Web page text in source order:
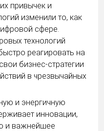
привычек и
изменили то, как
сфере.
технологий
реагировать на
бизнес-стратегии
в чрезвычайных
и энергичную
инновации,
и важнейшее